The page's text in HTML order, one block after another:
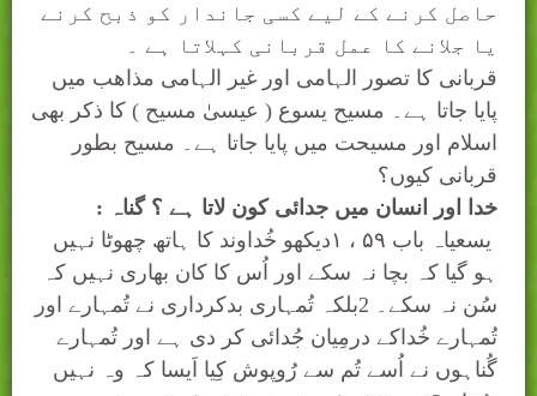
حاصل کرنے کے لیے کسی جاندار کو ذبح کرنے
یا جلانے کا عمل قربانی کہلاتا ہے ۔
قربانی کا تصور الہامی اور غیر الہامی مذاھب میں
پایا جاتا ہے۔ مسیح یسوع ( عیسیٰ مسیح ) کا ذکر بھی
اسلام اور مسیحت میں پایا جاتا ہے۔ مسیح بطور
قربانی کیوں؟
خدا اور انسان میں جدائی کون لاتا ہے ؟ گناہ :
یسعیاہ باب ۵۹
، ۱دیکھو خُداوند کا ہاتھ چھوٹا نہیں
ہو گیا کہ بچا نہ سکے اور اُس کا کان بھاری نہیں کہ
سُن نہ سکے۔ 2بلکہ تُمہاری بدکرداری نے تُمہارے اور
تُمہارے خُداکے درمِیان جُدائی کر دی ہے اور تُمہارے
گُناہوں نے اُسے تُم سے رُوپوش کِیا اَیسا کہ وہ نہیں